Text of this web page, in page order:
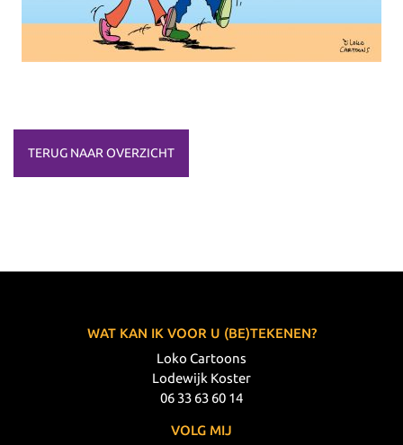
TERUG NAAR OVERZICHT
WAT KAN IK VOOR U (BE)TEKENEN?
Loko Cartoons
Lodewijk Koster
06 33 63 60 14
VOLG MIJ